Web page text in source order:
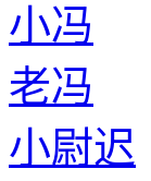
小冯
老冯
小尉迟